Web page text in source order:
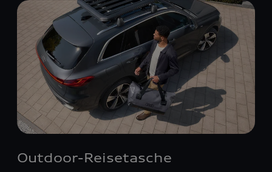
Outdoor-Reisetasche